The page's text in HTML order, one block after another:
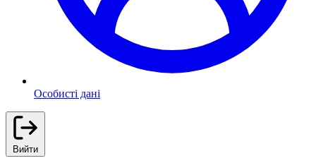
Особисті дані
Вийти